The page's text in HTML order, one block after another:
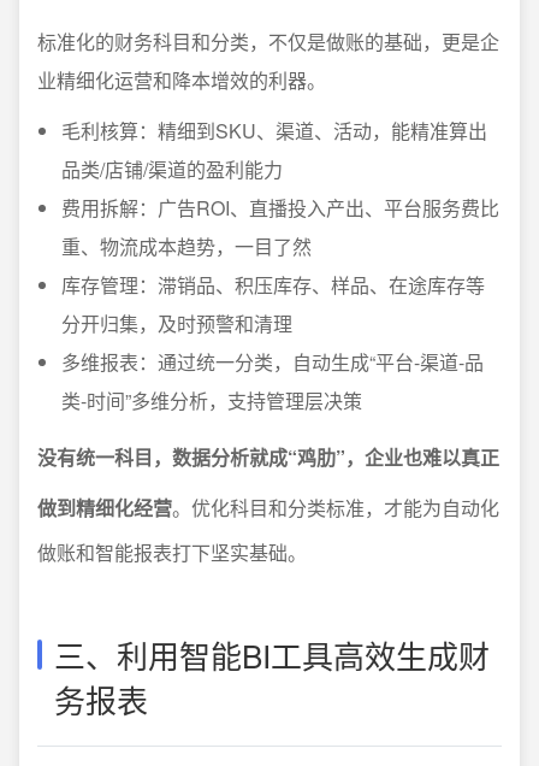
标准化的财务科目和分类，不仅是做账的基础，更是企
业精细化运营和降本增效的利器。
毛利核算：精细到SKU、渠道、活动，能精准算出
品类/店铺/渠道的盈利能力
费用拆解：广告ROI、直播投入产出、平台服务费比
重、物流成本趋势，一目了然
库存管理：滞销品、积压库存、样品、在途库存等
分开归集，及时预警和清理
多维报表：通过统一分类，自动生成“平台-渠道-品
类-时间”多维分析，支持管理层决策
没有统一科目，数据分析就成“鸡肋”，企业也难以真正
做到精细化经营。优化科目和分类标准，才能为自动化
做账和智能报表打下坚实基础。
三、利用智能BI工具高效生成财
务报表